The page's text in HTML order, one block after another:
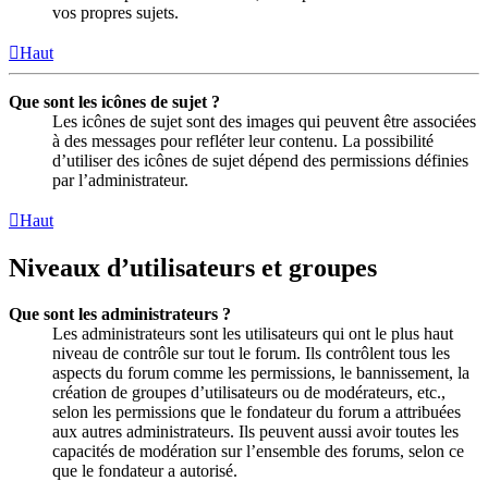
vos propres sujets.
Haut
Que sont les icônes de sujet ?
Les icônes de sujet sont des images qui peuvent être associées
à des messages pour refléter leur contenu. La possibilité
d’utiliser des icônes de sujet dépend des permissions définies
par l’administrateur.
Haut
Niveaux d’utilisateurs et groupes
Que sont les administrateurs ?
Les administrateurs sont les utilisateurs qui ont le plus haut
niveau de contrôle sur tout le forum. Ils contrôlent tous les
aspects du forum comme les permissions, le bannissement, la
création de groupes d’utilisateurs ou de modérateurs, etc.,
selon les permissions que le fondateur du forum a attribuées
aux autres administrateurs. Ils peuvent aussi avoir toutes les
capacités de modération sur l’ensemble des forums, selon ce
que le fondateur a autorisé.